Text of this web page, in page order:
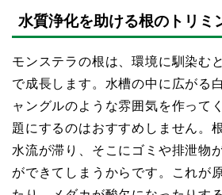
水質浄化を助ける根のトリミ
モンステラの根は、環境に馴染む
で成長します。水槽の中に広がる
ャングルのような雰囲気を作って
題にするのはおすすめしません。
水流が滞り、そこにゴミや排泄物
ができてしまうからです。これが